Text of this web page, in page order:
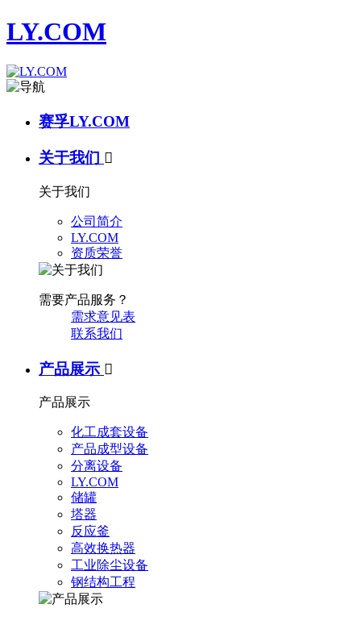
LY.COM
赛孚LY.COM
关于我们 
关于我们
公司简介
LY.COM
资质荣誉
需要产品服务？
需求意见表
联系我们
产品展示 
产品展示
化工成套设备
产品成型设备
分离设备
LY.COM
储罐
塔器
反应釜
高效换热器
工业除尘设备
钢结构工程